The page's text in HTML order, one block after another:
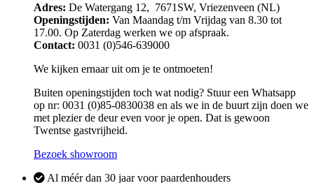
Adres: De Watergang 12, 7671SW, Vriezenveen (NL)
Openingstijden: Van Maandag t/m Vrijdag van 8.30 tot
17.00. Op Zaterdag werken we op afspraak.
Contact: 0031 (0)546-639000
We kijken ernaar uit om je te ontmoeten!
Buiten openingstijden toch wat nodig? Stuur een Whatsapp
op nr: 0031 (0)85-0830038 en als we in de buurt zijn doen we
met plezier de deur even voor je open. Dat is gewoon
Twentse gastvrijheid.
Bezoek showroom
Al méér dan 30 jaar voor paardenhouders